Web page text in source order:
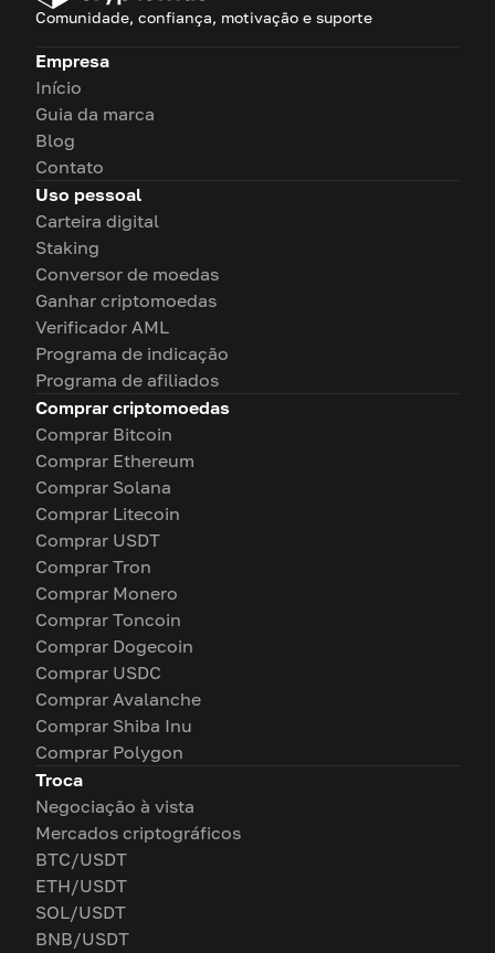
Comunidade, confiança, motivação e suporte
Empresa
Início
Guia da marca
Blog
Contato
Uso pessoal
Carteira digital
Staking
Conversor de moedas
Ganhar criptomoedas
Verificador AML
Programa de indicação
Programa de afiliados
Comprar criptomoedas
Comprar Bitcoin
Comprar Ethereum
Comprar Solana
Comprar Litecoin
Comprar USDT
Comprar Tron
Comprar Monero
Comprar Toncoin
Comprar Dogecoin
Comprar USDC
Comprar Avalanche
Comprar Shiba Inu
Comprar Polygon
Troca
Negociação à vista
Mercados criptográficos
BTC/USDT
ETH/USDT
SOL/USDT
BNB/USDT